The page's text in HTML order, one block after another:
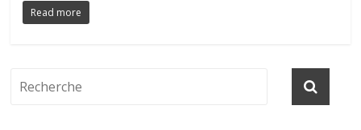
Read more